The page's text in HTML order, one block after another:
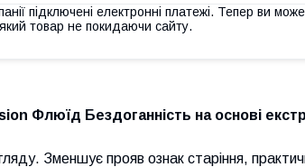
підключені електронні платежі. Тепер ви
товар не покидаючи сайту.
Флюїд Бездоганність на основі
Зменшує прояв ознак старіння,